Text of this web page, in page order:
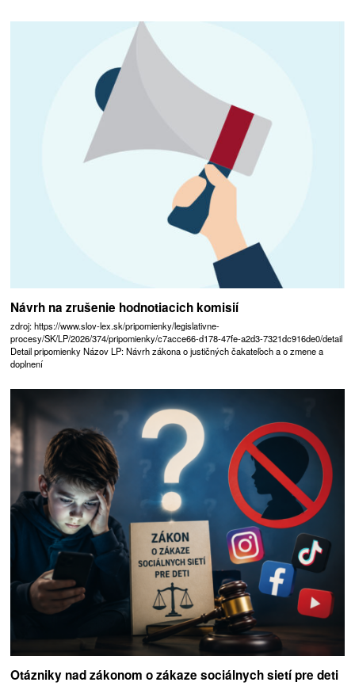
Návrh na zrušenie hodnotiacich komisií
zdroj: https://www.slov-lex.sk/pripomienky/legislativne-
procesy/SK/LP/2026/374/pripomienky/c7acce66-d178-47fe-a2d3-7321dc916de0/detail
Detail pripomienky Názov LP: Návrh zákona o justičných čakateľoch a o zmene a
doplnení
Otázniky nad zákonom o zákaze sociálnych sietí pre deti